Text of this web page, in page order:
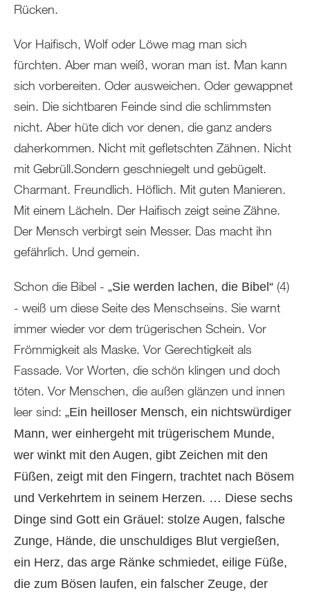
Rücken.
Vor Haifisch, Wolf oder Löwe mag man sich
fürchten. Aber man weiß, woran man ist. Man kann
sich vorbereiten. Oder ausweichen. Oder gewappnet
sein. Die sichtbaren Feinde sind die schlimmsten
nicht. Aber hüte dich vor denen, die ganz anders
daherkommen. Nicht mit gefletschten Zähnen. Nicht
mit Gebrüll.Sondern geschniegelt und gebügelt.
Charmant. Freundlich. Höflich. Mit guten Manieren.
Mit einem Lächeln. Der Haifisch zeigt seine Zähne.
Der Mensch verbirgt sein Messer. Das macht ihn
gefährlich. Und gemein.
Schon die Bibel - „Sie werden lachen, die Bibel“ (4)
- weiß um diese Seite des Menschseins. Sie warnt
immer wieder vor dem trügerischen Schein. Vor
Frömmigkeit als Maske. Vor Gerechtigkeit als
Fassade. Vor Worten, die schön klingen und doch
töten. Vor Menschen, die außen glänzen und innen
leer sind: „Ein heilloser Mensch, ein nichtswürdiger
Mann, wer einhergeht mit trügerischem Munde,
wer winkt mit den Augen, gibt Zeichen mit den
Füßen, zeigt mit den Fingern, trachtet nach Bösem
und Verkehrtem in seinem Herzen. … Diese sechs
Dinge sind Gott ein Gräuel: stolze Augen, falsche
Zunge, Hände, die unschuldiges Blut vergießen,
ein Herz, das arge Ränke schmiedet, eilige Füße,
die zum Bösen laufen, ein falscher Zeuge, der